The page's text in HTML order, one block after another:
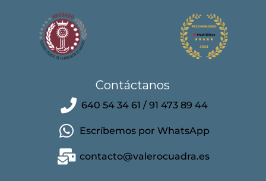
Contáctanos
640 54 34 61 / 91 473 89 44
Escríbemos por WhatsApp
contacto@valerocuadra.es